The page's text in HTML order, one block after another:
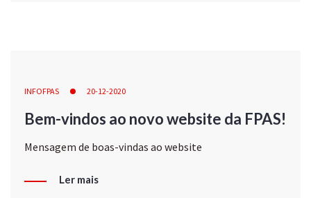
INFOFPAS 20-12-2020
Bem-vindos ao novo website da FPAS!
Mensagem de boas-vindas ao website
Ler mais